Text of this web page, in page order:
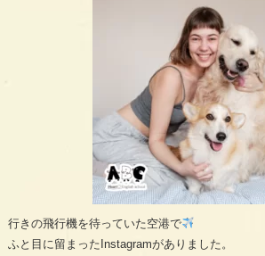
行きの飛行機を待っていた空港で
ふと目に留まったInstagramがありました。